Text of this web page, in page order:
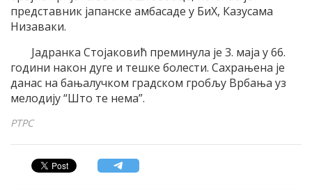
представник јапанске амбасаде у БиХ, Казусама
Низаваки.
Јадранка Стојаковић преминула је 3. маја у 66.
години након дуге и тешке болести. Сахрањена је
данас на бањалучком градском гробљу Врбања уз
мелодију “Што те нема”.
РТРС